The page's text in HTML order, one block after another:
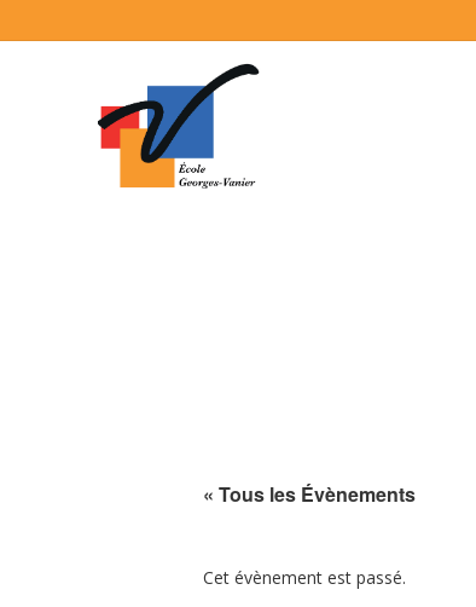
« Tous les Évènements
Cet évènement est passé.